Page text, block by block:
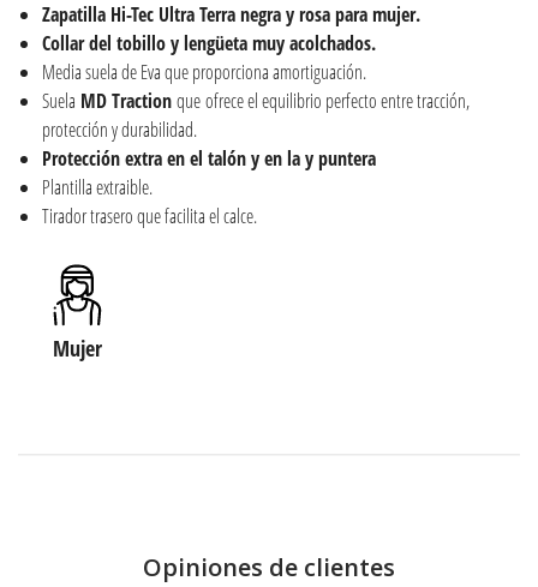
Zapatilla Hi-Tec Ultra Terra negra y rosa para mujer.
Collar del tobillo y lengüeta muy acolchados.
Media suela de Eva que proporciona amortiguación.
Suela MD Tractionque ofrece el equilibrio perfecto entre tracción,
protección y durabilidad.
Protección extra en el talón y en la y puntera
Plantilla extraible.
Tirador trasero que facilita el calce.
Mujer
Opiniones de clientes